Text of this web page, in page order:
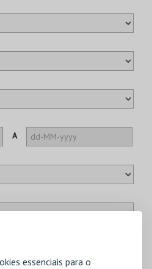
essenciais para o
A